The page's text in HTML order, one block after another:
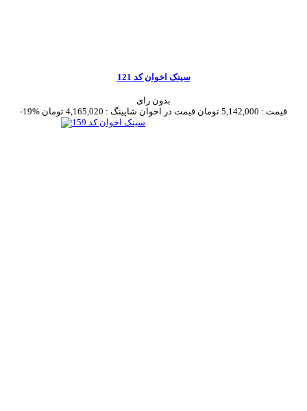
سینک اخوان کد 121
بدون رای
-19%
قیمت : 5,142,000 تومان قیمت در اخوان شاپینگ : 4,165,020 تومان